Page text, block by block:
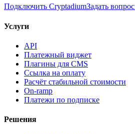
Подключить CryptadiumЗадать вопрос
Услуги
API
Платежный виджет
Плагины для CMS
Ссылка на оплату
Расчёт стабильной стоимости
On-ramp
Платежи по подписке
Решения